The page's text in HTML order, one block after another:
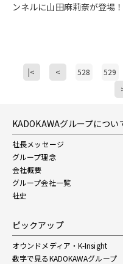
ンネルに山田麻莉奈が登場
|< < 528 529
KADOKAWAグループについ
社長メッセージ
グループ理念
会社概要
グループ会社一覧
社史
ピックアップ
オウンドメディア・K-Insight
数字で見るKADOKAWAグループ